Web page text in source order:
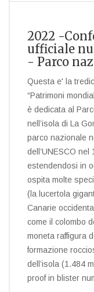
2022 -
ufficiale
- Parco
Questa e' la
“Patrimoni
è dedicata al
nell’isola di La
parco nazionale
dell’UNESCO nel
estendendosi in
ospita molte
(la lucertola
Canarie
come il colombo
moneta raffigura
formazione
dell’isola (1.484
proof in blister